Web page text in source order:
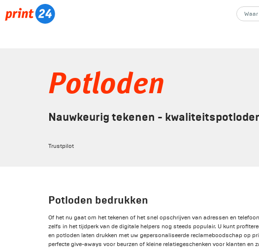
Potloden
Nauwkeurig tekenen -
Trustpilot
Potloden bedrukken
Of het nu gaat om het tekenen of het snel opschrijven van adressen en
zelfs in het tijdperk van de digitale helpers nog steeds populair. U kunt
en potloden laten drukken met uw gepersonaliseerde reclameboodschap op
perfecte give-aways voor beurzen of kleine relatiegeschenken voor klanten en